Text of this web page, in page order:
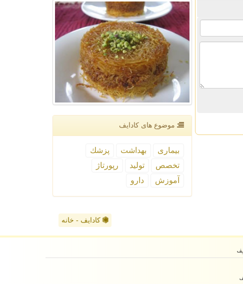
موضوع های كادایف
بیماری بهداشت
پزشك
تخصص
تولید
رپورتاژ
آموزش
دارو
کادایف - خانه